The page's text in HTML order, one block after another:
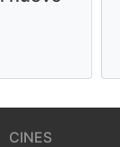
CINES